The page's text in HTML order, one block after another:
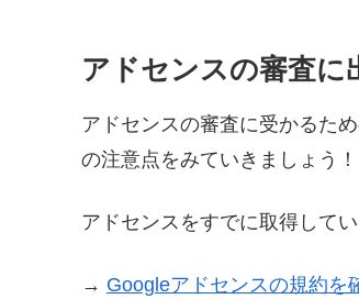
アドセンスの審査に
アドセンスの審査に受かるた
の注意点をみていきましょう！
アドセンスをすでに取得して
→ Googleアドセンスの規約を